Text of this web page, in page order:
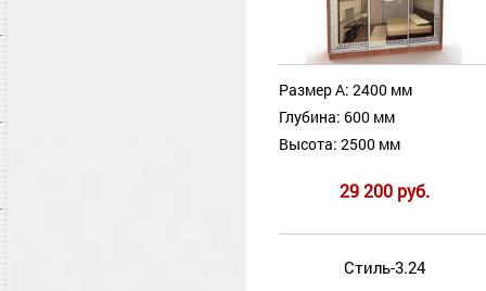
Размер А: 2400 мм
Глубина: 600 мм
Высота: 2500 мм
29 200 руб.
Стиль-3.24